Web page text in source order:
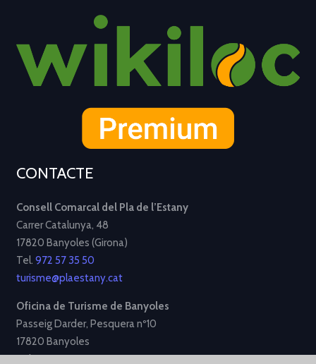
CONTACTE
Consell Comarcal del Pla de l’Estany
Carrer Catalunya, 48
17820 Banyoles (Girona)
Tel. 972 57 35 50
turisme@plaestany.cat
Oficina de Turisme de Banyoles
Passeig Darder, Pesquera nº10
17820 Banyoles
Tel.972 58 34 70